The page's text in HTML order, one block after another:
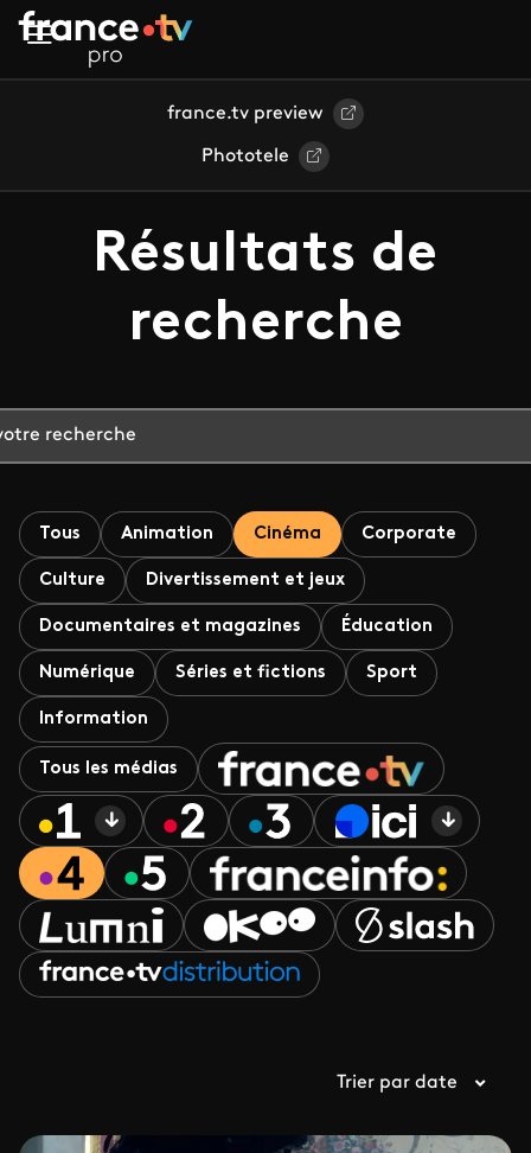
Aller au contenu principal
france.tv preview
Phototele
Résultats de
recherche
Tous Animation Cinéma Corporate
Culture Divertissement et jeux
Documentaires et magazines Éducation
Numérique Séries et fictions Sport
Information
Tous les médias
Trier par date